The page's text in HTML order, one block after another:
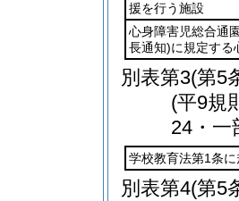
援を行う施設
心身障害児総合通
長通知)に規定する
別表第3(第5
(平9規
24・一
学校教育法第1条
別表第4(第5